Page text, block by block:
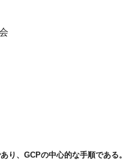
り、GCPの中心的な手順である。